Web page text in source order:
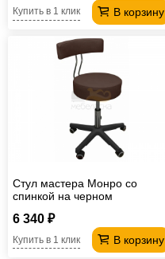
В корзину
Купить в 1 клик
Стул мастера Монро со
спинкой на черном
шоколадный
6 340 ₽
В корзину
Купить в 1 клик